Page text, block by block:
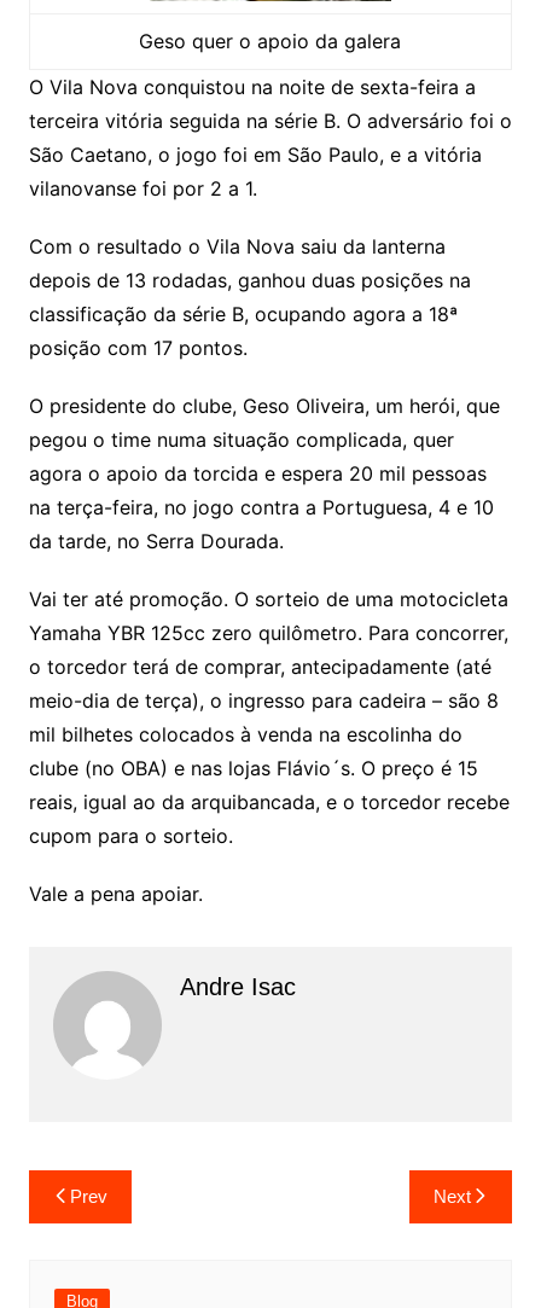
Geso quer o apoio da galera
O Vila Nova conquistou na noite de sexta-feira a
terceira vitória seguida na série B. O adversário foi o
São Caetano, o jogo foi em São Paulo, e a vitória
vilanovanse foi por 2 a 1.
Com o resultado o Vila Nova saiu da lanterna
depois de 13 rodadas, ganhou duas posições na
classificação da série B, ocupando agora a 18ª
posição com 17 pontos.
O presidente do clube, Geso Oliveira, um herói, que
pegou o time numa situação complicada, quer
agora o apoio da torcida e espera 20 mil pessoas
na terça-feira, no jogo contra a Portuguesa, 4 e 10
da tarde, no Serra Dourada.
Vai ter até promoção. O sorteio de uma motocicleta
Yamaha YBR 125cc zero quilômetro. Para concorrer,
o torcedor terá de comprar, antecipadamente (até
meio-dia de terça), o ingresso para cadeira – são 8
mil bilhetes colocados à venda na escolinha do
clube (no OBA) e nas lojas Flávio´s. O preço é 15
reais, igual ao da arquibancada, e o torcedor recebe
cupom para o sorteio.
Vale a pena apoiar.
Andre Isac
Prev Next
Blog